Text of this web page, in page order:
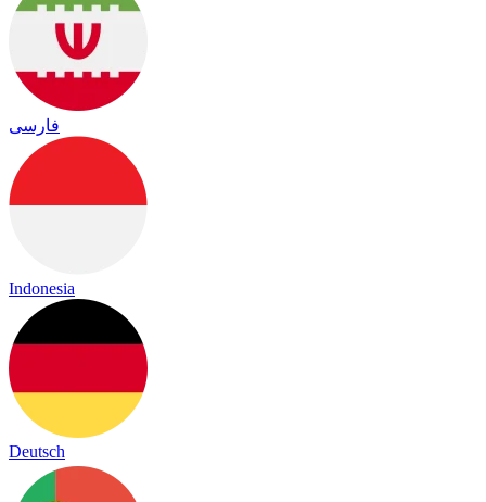
فارسی
Indonesia
Deutsch